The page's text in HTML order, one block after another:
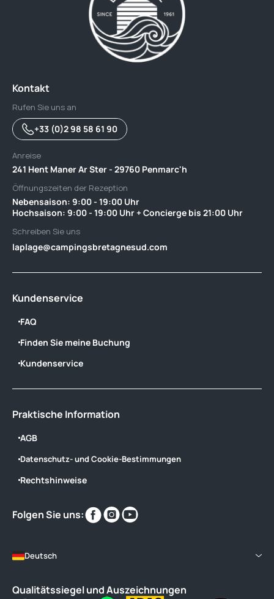
Kontakt
Rufen Sie uns an
+33 (0)2 98 58 61 90
Anreise
241 Hent Maner Ar Ster - 29760 Penmarc'h
Öffnungszeiten der Rezeption
Nebensaison: 9:00 - 19:00 Uhr ‎ ‎ ‎ ‎ ‎ ‎ ‎ ‎ ‎ ‎ ‎ ‎ ‎ ‎ ‎ ‎ ‎ ‎ ‎ ‎ ‎ ‎ ‎ ‎ ‎ ‎ ‎ ‎ ‎ ‎ ‎ ‎ ‎ ‎ ‎ ‎ ‎ ‎‎ ‎ ‎ ‎ ‎ ‎ ‎ ‎ ‎ ‎ ‎ ‎ ‎ ‎ ‎ ‎ ‎ ‎
Hochsaison: 9:00 - 19:00 Uhr + Concierge bis 21:00 Uhr
Schreiben Sie uns
laplage@campingsbretagnesud.com
Kundenservice
FAQ
Finden Sie meine Buchung
Kundenservice
Praktische Information
AGB
Datenschutz- und Cookie-Bestimmungen
Rechtshinweise
Folgen Sie uns:
Finden
Sie
Finden
Sie
Deutsch
Qualitätssiegel und Auszeichnungen